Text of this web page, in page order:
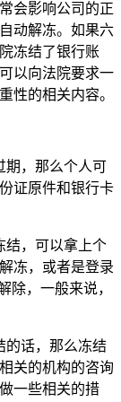
会影响公司的正
动解冻。如果六
冻结了银行账
以向法院要求一
性的相关内容。
期，那么个人可
证原件和银行卡
结，可以拿上个
冻，或者是登录
除，一般来说，
的话，那么冻结
关的机构的咨询
一些相关的措